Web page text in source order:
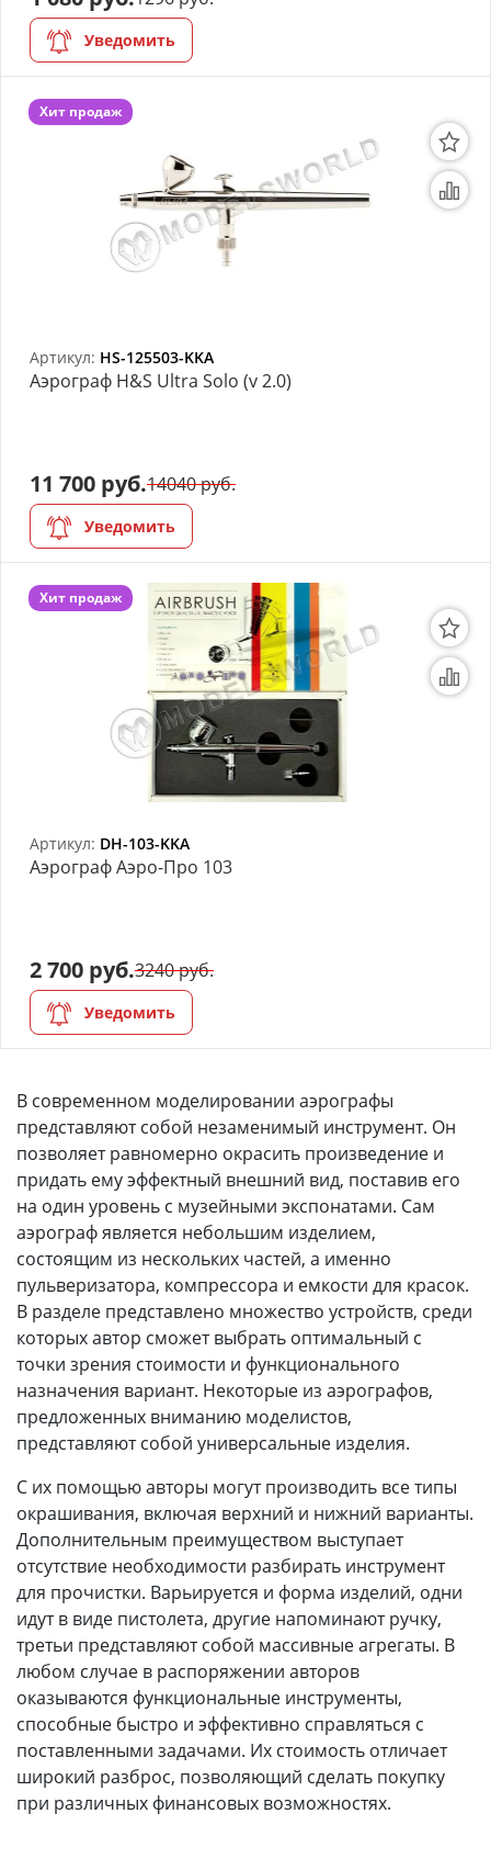
Уведомить
Хит продаж
Артикул: HS-125503-KKA
Аэрограф H&S Ultra Solo (v 2.0)
11 700 руб.14040 руб.
Уведомить
Хит продаж
Артикул: DH-103-KKA
Аэрограф Аэро-Про 103
2 700 руб.3240 руб.
Уведомить
В современном моделировании аэрографы
представляют собой незаменимый инструмент. Он
позволяет равномерно окрасить произведение и
придать ему эффектный внешний вид, поставив его
на один уровень с музейными экспонатами. Сам
аэрограф является небольшим изделием,
состоящим из нескольких частей, а именно
пульверизатора, компрессора и емкости для красок.
В разделе представлено множество устройств, среди
которых автор сможет выбрать оптимальный с
точки зрения стоимости и функционального
назначения вариант. Некоторые из аэрографов,
предложенных вниманию моделистов,
представляют собой универсальные изделия.
С их помощью авторы могут производить все типы
окрашивания, включая верхний и нижний варианты.
Дополнительным преимуществом выступает
отсутствие необходимости разбирать инструмент
для прочистки. Варьируется и форма изделий, одни
идут в виде пистолета, другие напоминают ручку,
третьи представляют собой массивные агрегаты. В
любом случае в распоряжении авторов
оказываются функциональные инструменты,
способные быстро и эффективно справляться с
поставленными задачами. Их стоимость отличает
широкий разброс, позволяющий сделать покупку
при различных финансовых возможностях.